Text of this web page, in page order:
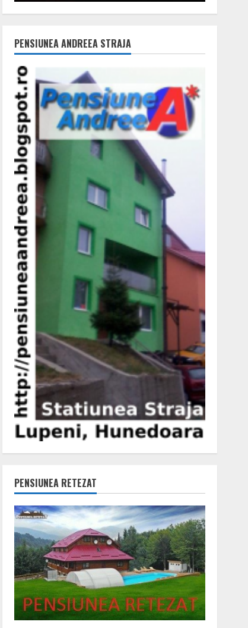
PENSIUNEA ANDREEA STRAJA
PENSIUNEA RETEZAT